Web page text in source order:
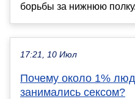
борьбы за нижнюю
17:21, 10 Июл
Почему около 1%
занимались сексом?